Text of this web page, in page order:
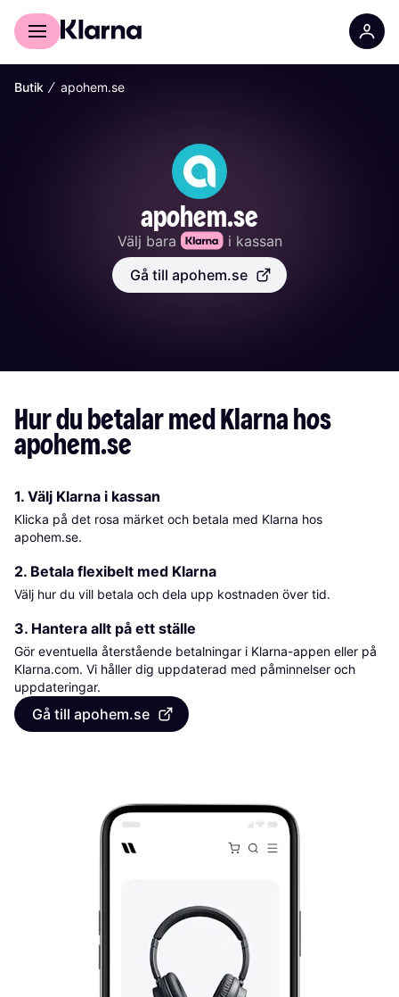
För shoppare
Butik ∕ apohem.se
apohem.se
Välj bara
i kassan
Gå till apohem.se
Hur du betalar med Klarna hos
apohem.se
1. Välj Klarna i kassan
Klicka på det rosa märket och betala med Klarna hos
apohem.se.
2. Betala flexibelt med Klarna
Välj hur du vill betala och dela upp kostnaden över tid.
3. Hantera allt på ett ställe
Gör eventuella återstående betalningar i Klarna-appen eller på
Klarna.com. Vi håller dig uppdaterad med påminnelser och
uppdateringar.
Gå till apohem.se